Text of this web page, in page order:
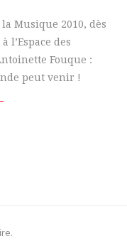
la Musique 2010, dès
l’Espace des
Fouque :
peut venir !